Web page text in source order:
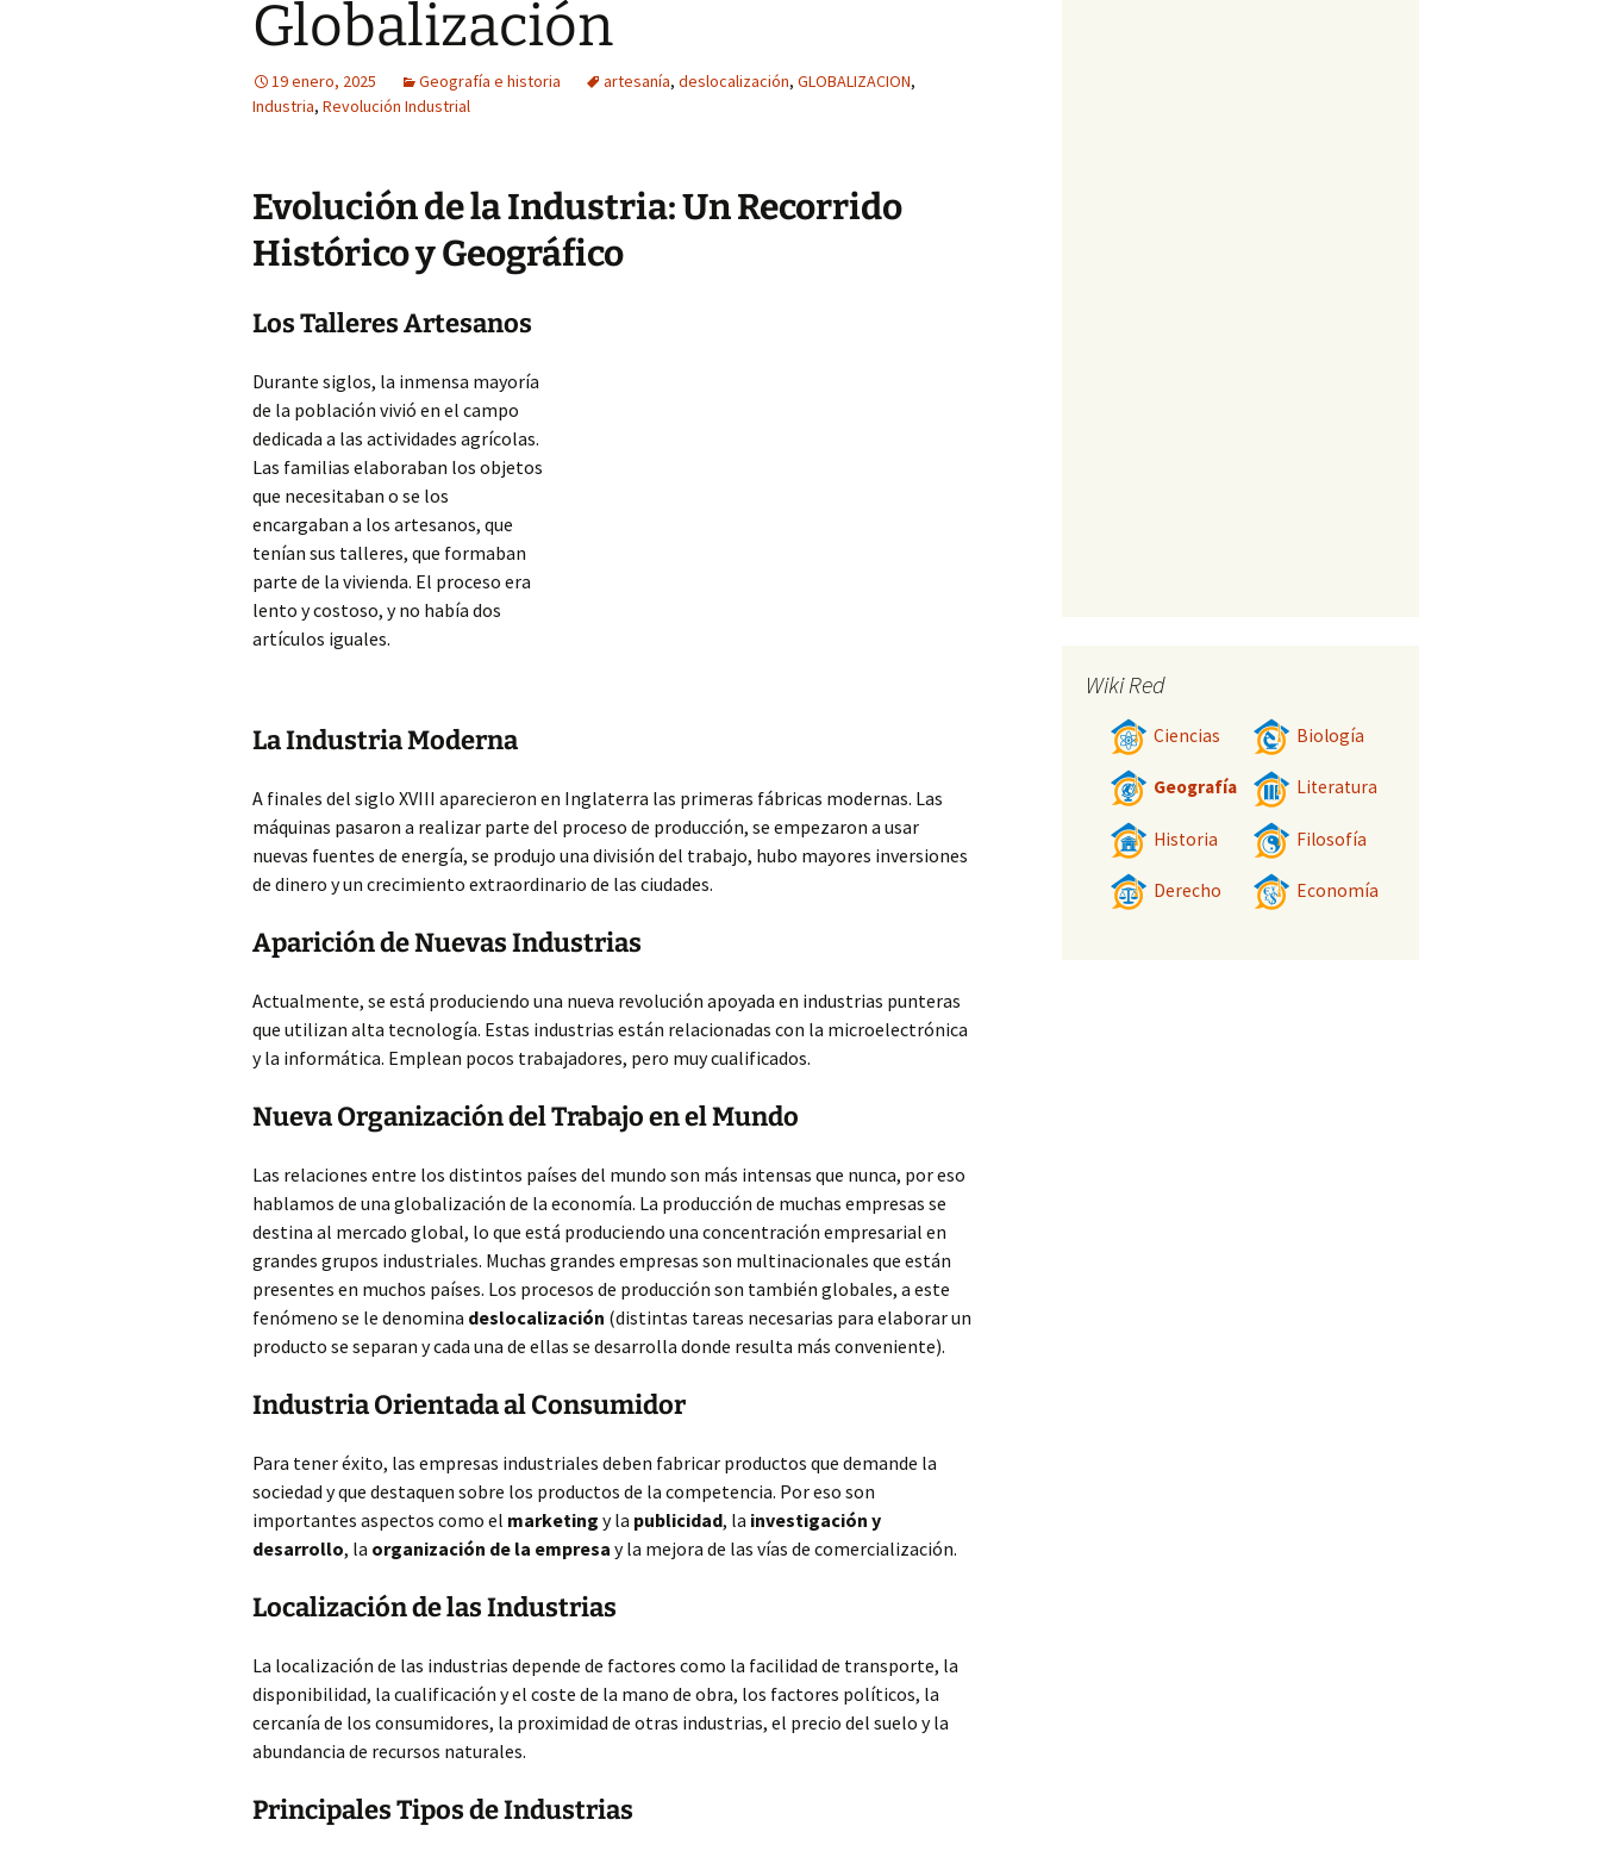
Globalización
19 enero, 2025 Geografía e historia artesanía, deslocalización, GLOBALIZACION,
Industria, Revolución Industrial
Evolución de la Industria: Un Recorrido
Histórico y Geográfico
Los Talleres Artesanos
Durante siglos, la inmensa mayoría
de la población vivió en el campo
dedicada a las actividades agrícolas.
Las familias elaboraban los objetos
que necesitaban o se los
encargaban a los artesanos, que
tenían sus talleres, que formaban
parte de la vivienda. El proceso era
lento y costoso, y no había dos
artículos iguales.
La Industria Moderna
A finales del siglo XVIII aparecieron en Inglaterra las primeras fábricas modernas. Las
máquinas pasaron a realizar parte del proceso de producción, se empezaron a usar
nuevas fuentes de energía, se produjo una división del trabajo, hubo mayores inversiones
de dinero y un crecimiento extraordinario de las ciudades.
Aparición de Nuevas Industrias
Actualmente, se está produciendo una nueva revolución apoyada en industrias punteras
que utilizan alta tecnología. Estas industrias están relacionadas con la microelectrónica
y la informática. Emplean pocos trabajadores, pero muy cualificados.
Nueva Organización del Trabajo en el Mundo
Las relaciones entre los distintos países del mundo son más intensas que nunca, por eso
hablamos de una globalización de la economía. La producción de muchas empresas se
destina al mercado global, lo que está produciendo una concentración empresarial en
grandes grupos industriales. Muchas grandes empresas son multinacionales que están
presentes en muchos países. Los procesos de producción son también globales, a este
fenómeno se le denomina deslocalización (distintas tareas necesarias para elaborar un
producto se separan y cada una de ellas se desarrolla donde resulta más conveniente).
Industria Orientada al Consumidor
Para tener éxito, las empresas industriales deben fabricar productos que demande la
sociedad y que destaquen sobre los productos de la competencia. Por eso son
importantes aspectos como el marketing y la publicidad, la investigación y
desarrollo, la organización de la empresa y la mejora de las vías de comercialización.
Localización de las Industrias
La localización de las industrias depende de factores como la facilidad de transporte, la
disponibilidad, la cualificación y el coste de la mano de obra, los factores políticos, la
cercanía de los consumidores, la proximidad de otras industrias, el precio del suelo y la
abundancia de recursos naturales.
Principales Tipos de Industrias
Wiki Red
Ciencias Biología
Geografía Literatura
Historia Filosofía
Derecho Economía